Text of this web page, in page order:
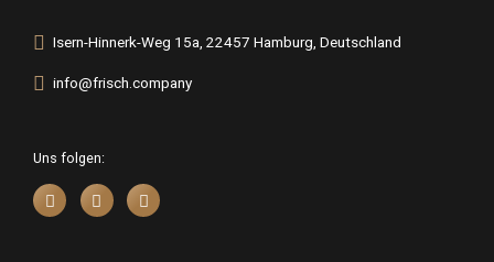
Isern-Hinnerk-Weg 15a, 22457 Hamburg, Deutschland
info@frisch.company
Uns folgen: